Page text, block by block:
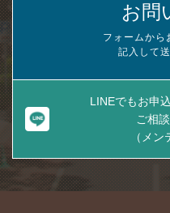
お問
フォームから
記入して
LINEでもお申
ご相
（メン